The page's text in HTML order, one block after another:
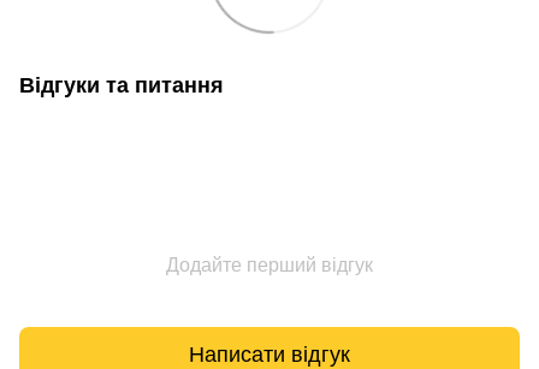
Відгуки та питання
Додайте перший відгук
Написати відгук